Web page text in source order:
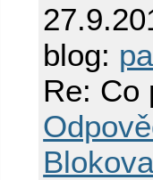
blog:
Re: Co